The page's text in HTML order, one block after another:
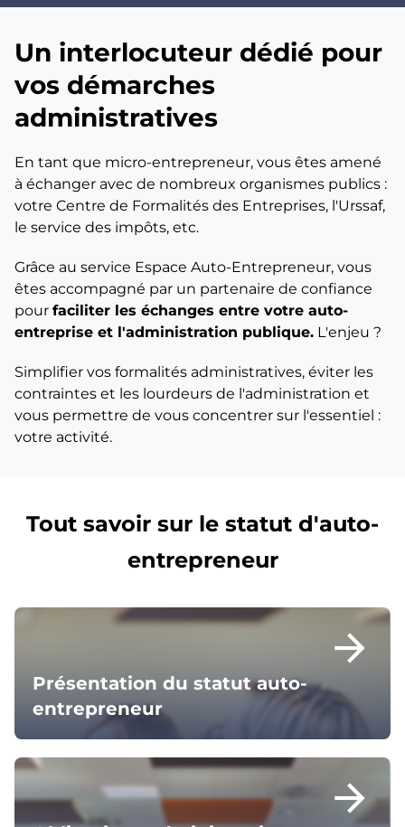
Un interlocuteur dédié pour
vos démarches
administratives
En tant que micro-entrepreneur, vous êtes amené
à échanger avec de nombreux organismes publics :
votre Centre de Formalités des Entreprises, l'Urssaf,
le service des impôts, etc.
Grâce au service Espace Auto-Entrepreneur, vous
êtes accompagné par un partenaire de confiance
pour faciliter les échanges entre votre auto-
entreprise et l'administration publique. L'enjeu ?
Simplifier vos formalités administratives, éviter les
contraintes et les lourdeurs de l'administration et
vous permettre de vous concentrer sur l'essentiel :
votre activité.
Tout savoir sur le statut d'auto-
entrepreneur
arrow_forward
Présentation du statut auto-
entrepreneur
arrow_forward